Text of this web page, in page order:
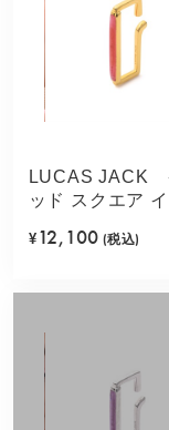
LUCAS JACK
ッド スクエア
¥ 12,100 (税込)